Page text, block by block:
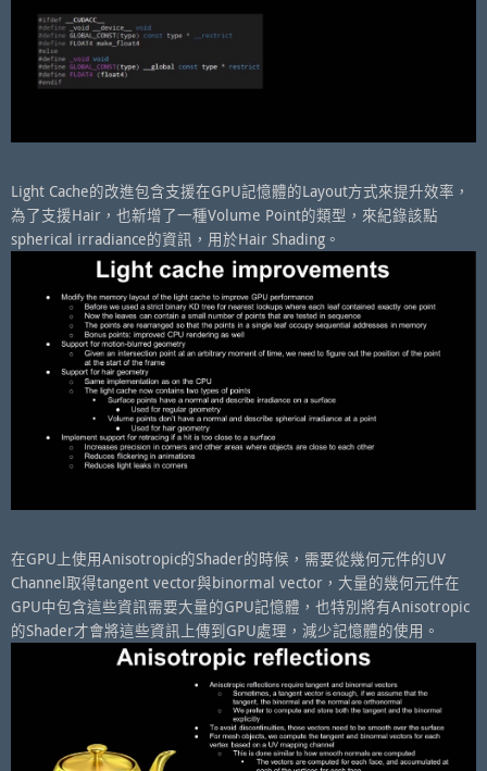
Light Cache的改進包含支援在GPU記憶體的Layout方式來提升效率，
為了支援Hair，也新增了一種Volume Point的類型，來紀錄該點
spherical irradiance的資訊，用於Hair Shading。
在GPU上使用Anisotropic的Shader的時候，需要從幾何元件的UV
Channel取得tangent vector與binormal vector，大量的幾何元件在
GPU中包含這些資訊需要大量的GPU記憶體，也特別將有Anisotropic
的Shader才會將這些資訊上傳到GPU處理，減少記憶體的使用。